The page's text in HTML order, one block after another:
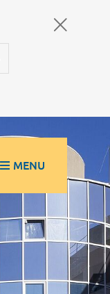
MENU